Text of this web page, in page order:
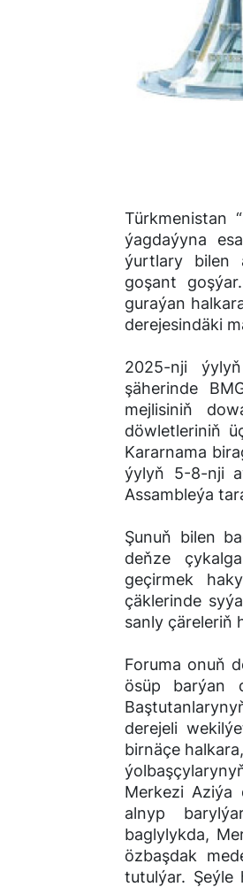
Türkmenistan
ýagdaýyna
ýurtlary bilen
goşant
guraýan
derejesindäki
2025-nji
şäherinde
mejlisiniň
döwletleriniň
Kararnama
ýylyň 5-8-nji
Assambleýa
Şunuň bilen
deňze
geçirmek
çäklerinde
sanly çäreleriň
Foruma onuň
ösüp barýan
derejeli
birnäçe
Merkezi Aziýa
alnyp
baglylykda,
özbaşdak
tutulýar. Şeýle